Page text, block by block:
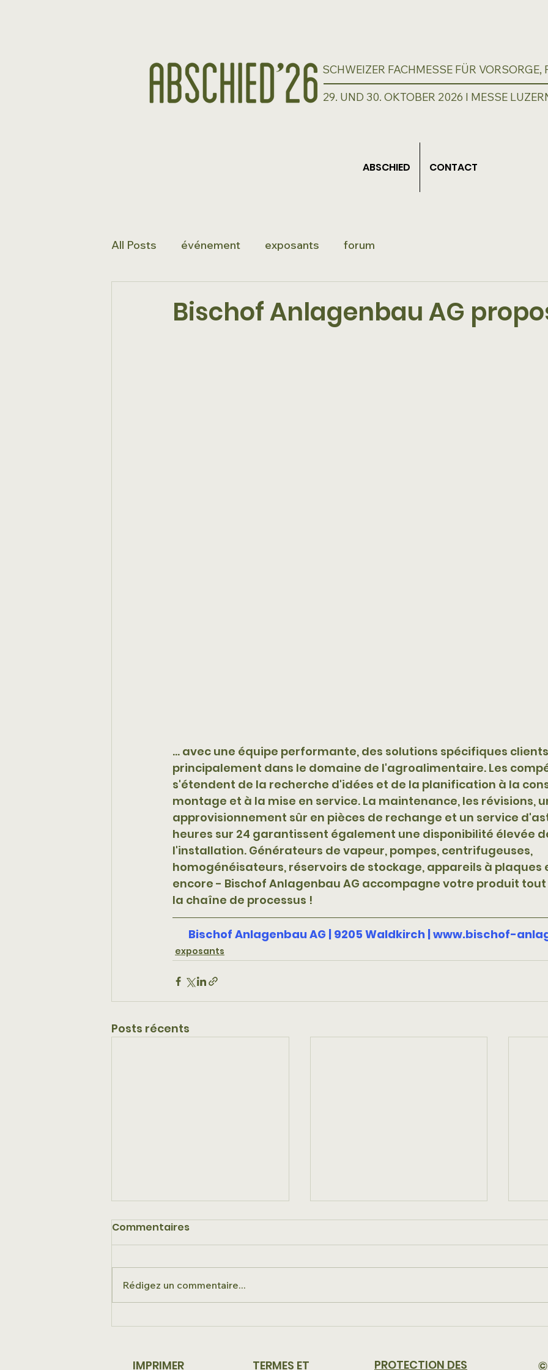
SCHWEIZER FACHMESSE FÜR
29. UND 30. OKTOBER 2026 I MESSE
ABSCHIED CONTACT
All Posts événement exposants forum
Bischof Anlagenbau AG
... avec une équipe performante, des solutions spécifiques
principalement dans le domaine de l'agroalimentaire. Les
s'étendent de la recherche d'idées et de la planification à la
montage et à la mise en service. La maintenance, les révisions,
approvisionnement sûr en pièces de rechange et un service
heures sur 24 garantissent également une disponibilité élevée
l'installation. Générateurs de vapeur, pompes, centrifugeuses,
homogénéisateurs, réservoirs de stockage, appareils à plaques
encore - Bischof Anlagenbau AG accompagne votre produit
la chaîne de processus !
Bischof Anlagenbau AG | 9205 Waldkirch | www.bischof-
exposants
Posts récents
La séparation
Station de vidange IBC
Commentaires
Rédigez un commentaire...
IMPRIMER TERMES ET PROTECTION DES